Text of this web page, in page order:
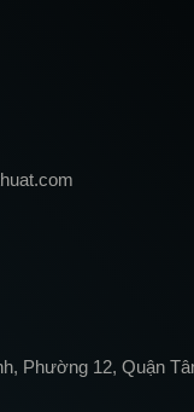
Phường 12, Quận